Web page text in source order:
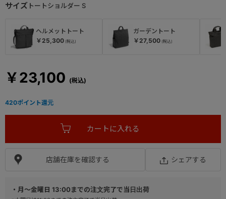
・月～金曜日 13:00までの注文完了で当日出荷
￥23,100
サイズ トートショルダー S
ヘルメットトート
￥25,300
ガーデントート
￥27,500
店舗在庫を確認する シェアする
420ポイント還元